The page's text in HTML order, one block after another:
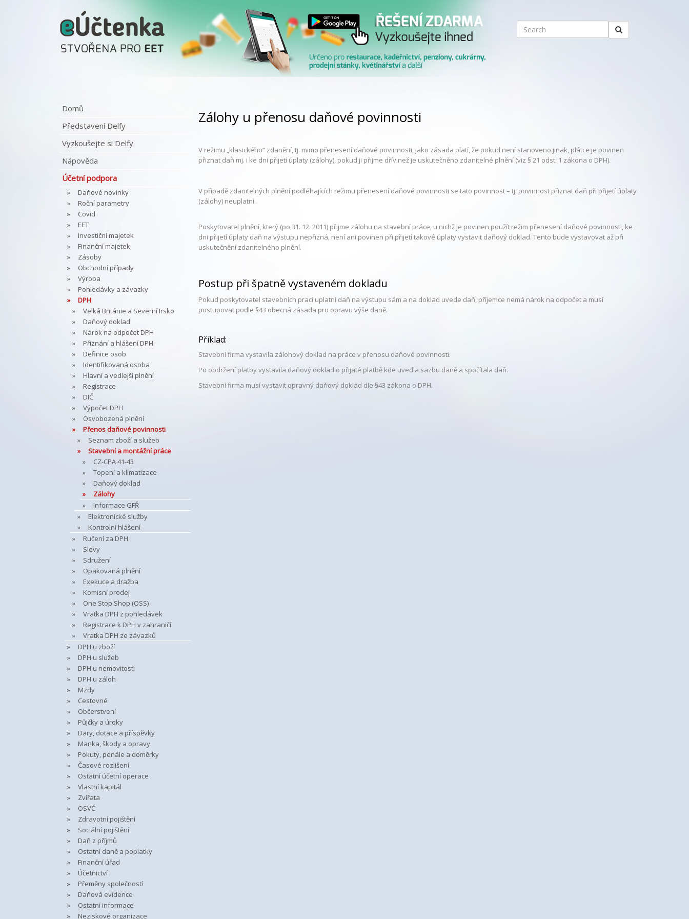
Domů
Představení Delfy
Vyzkoušejte si Delfy
Nápověda
Účetní podpora
Daňové novinky
Roční parametry
Covid
EET
Investiční majetek
Finanční majetek
Zásoby
Obchodní případy
Výroba
Pohledávky a závazky
DPH
Velká Británie a Severní Irsko
Daňový doklad
Nárok na odpočet DPH
Přiznání a hlášení DPH
Definice osob
Identifikovaná osoba
Hlavní a vedlejší plnění
Registrace
DIČ
Výpočet DPH
Osvobozená plnění
Přenos daňové povinnosti
Seznam zboží a služeb
Stavební a montážní práce
CZ-CPA 41-43
Topení a klimatizace
Daňový doklad
Zálohy
Informace GFŘ
Elektronické služby
Kontrolní hlášení
Ručení za DPH
Slevy
Sdružení
Opakovaná plnění
Exekuce a dražba
Komisní prodej
One Stop Shop (OSS)
Vratka DPH z pohledávek
Registrace k DPH v zahraničí
Vratka DPH ze závazků
DPH u zboží
DPH u služeb
DPH u nemovitostí
DPH u záloh
Mzdy
Cestovné
Občerstvení
Půjčky a úroky
Dary, dotace a příspěvky
Manka, škody a opravy
Pokuty, penále a doměrky
Časové rozlišení
Ostatní účetní operace
Vlastní kapitál
Zvířata
OSVČ
Zdravotní pojištění
Sociální pojištění
Daň z příjmů
Ostatní daně a poplatky
Finanční úřad
Účetnictví
Přeměny společností
Daňová evidence
Ostatní informace
Neziskové organizace
Zálohy u přenosu daňové povinnosti
V režimu „klasického“ zdanění, tj. mimo přenesení daňové povinnosti, jako zásada platí, že pokud není stanoveno jinak, plátce je povinen
přiznat daň mj. i ke dni přijetí úplaty (zálohy), pokud ji přijme dřív než je uskutečněno zdanitelné plnění (viz § 21 odst. 1 zákona o DPH).
V případě zdanitelných plnění podléhajících režimu přenesení daňové povinnosti se tato povinnost – tj. povinnost přiznat daň při přijetí úplaty
(zálohy) neuplatní.
Poskytovatel plnění, který (po 31. 12. 2011) přijme zálohu na stavební práce, u nichž je povinen použít režim přenesení daňové povinnosti, ke
dni přijetí úplaty daň na výstupu nepřizná, není ani povinen při přijetí takové úplaty vystavit daňový doklad. Tento bude vystavovat až při
uskutečnění zdanitelného plnění.
Postup při špatně vystaveném dokladu
Pokud poskytovatel stavebních prací uplatní daň na výstupu sám a na doklad uvede daň, příjemce nemá nárok na odpočet a musí
postupovat podle §43 obecná zásada pro opravu výše daně.
Příklad:
Stavební firma vystavila zálohový doklad na práce v přenosu daňové povinnosti.
Po obdržení platby vystavila daňový doklad o přijaté platbě kde uvedla sazbu daně a spočítala daň.
Stavební firma musí vystavit opravný daňový doklad dle §43 zákona o DPH.